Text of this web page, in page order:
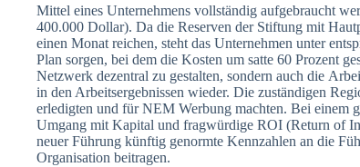
Mittel eines Unternehmens vollständig aufgebraucht
400.000 Dollar). Da die Reserven der Stiftung mit
einen Monat reichen, steht das Unternehmen unter
Plan sorgen, bei dem die Kosten um satte 60 Prozent
Netzwerk dezentral zu gestalten, sondern auch die
in den Arbeitsergebnissen wieder. Die zuständigen
erledigten und für NEM Werbung machten. Bei einem
Umgang mit Kapital und fragwürdige ROI (Return of
neuer Führung künftig genormte Kennzahlen an die
Organisation beitragen.